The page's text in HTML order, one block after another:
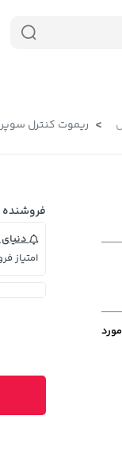
ریموت کنترل
فروشنده
دنیای
امتیاز